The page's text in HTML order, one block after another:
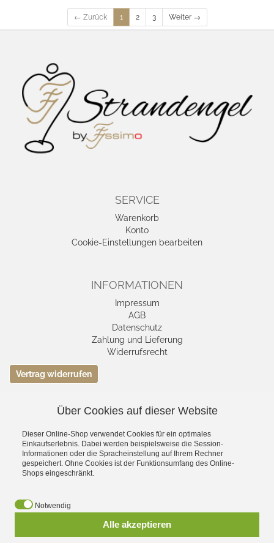
← Zurück 1 2 3 Weiter →
SERVICE
Warenkorb
Konto
Cookie-Einstellungen bearbeiten
INFORMATIONEN
Impressum
AGB
Datenschutz
Zahlung und Lieferung
Widerrufsrecht
Vertrag widerrufen
VERSAND- &
Über Cookies auf dieser Website
Dieser Online-Shop verwendet Cookies für ein optimales
Einkaufserlebnis. Dabei werden beispielsweise die Session-
Informationen oder die Spracheinstellung auf Ihrem Rechner
gespeichert. Ohne Cookies ist der Funktionsumfang des Online-
Shops eingeschränkt.
Notwendig
Alle akzeptieren